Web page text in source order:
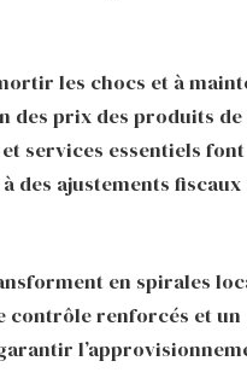
les chocs et à
des prix des produits de
services essentiels font
des ajustements fiscaux
en spirales
contrôle renforcés et un